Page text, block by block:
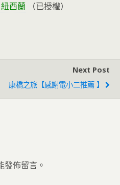
西蘭 （已授權）
Next Post
康橋之旅【感謝電小二推薦 】
發佈留言。